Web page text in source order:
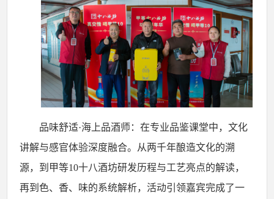
品味舒适·海上品酒师：在专业品鉴课堂中，文化
讲解与感官体验深度融合。从两千年酿造文化的溯
源，到甲等10十八酒坊研发历程与工艺亮点的解读，
再到色、香、味的系统解析，活动引领嘉宾完成了一